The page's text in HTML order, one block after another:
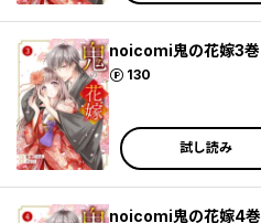
noicomi鬼の花嫁3巻
130
ポイント
試し読み
noicomi鬼の花嫁4巻